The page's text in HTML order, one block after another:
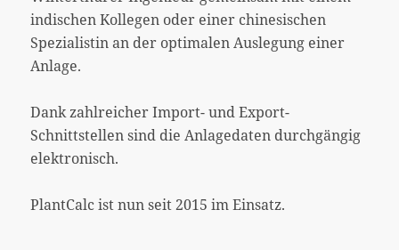
indischen Kollegen oder einer chinesischen
Spezialistin an der optimalen Auslegung einer
Anlage.
Dank zahlreicher Import- und Export-
Schnittstellen sind die Anlagedaten durchgängig
elektronisch.
PlantCalc ist nun seit 2015 im Einsatz.